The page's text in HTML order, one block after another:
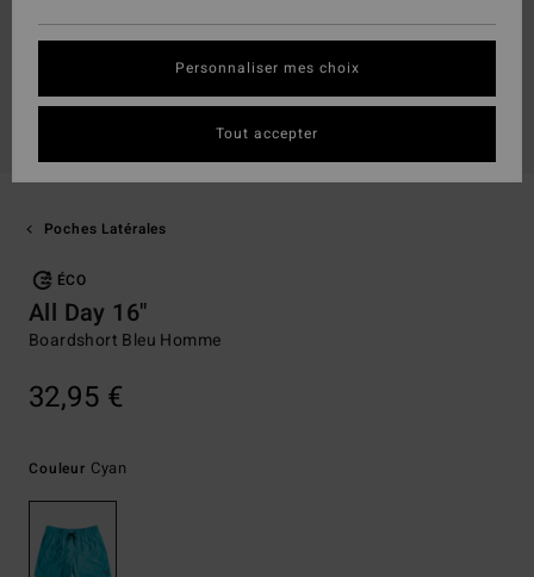
Poches Latérales
ÉCO
All Day 16"
Boardshort Bleu Homme
32,95 €
Couleur Cyan
Personnaliser mes choix
Tout accepter